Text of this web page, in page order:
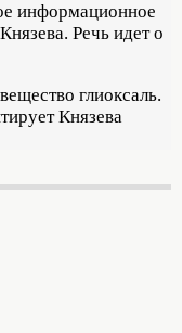
информационное
Речь идет о
глиоксаль.
Князева